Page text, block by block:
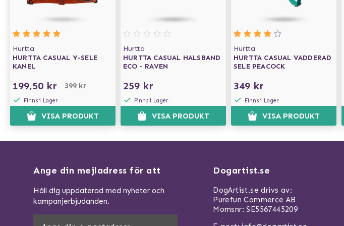
Hurtta
HURTTA CASUAL Y-SELE
KANEL
199,50 kr 399 kr
Finns i Lager
VISA PRODUKT
Hurtta
HURTTA CASUAL HALSBAND
ECO - RAVEN
259 kr
Finns i Lager
VISA PRODUKT
Hurtta
HURTTA CASUAL VADDERAD
SELE PEACOCK
349 kr
Finns i Lager
VISA PRODUKT
Ange din mejladress för att
Håll dig uppdaterad med nyheter och
kampanjerbjudanden.
Dogartist.se
DogArtist.se drivs av:
Purefun Commerce AB
Momsnr: SE5567445209